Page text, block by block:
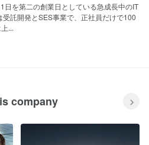
日を第二の創業日としている急成長中のIT
託開発とSES事業で、正社員だけで100
...
company